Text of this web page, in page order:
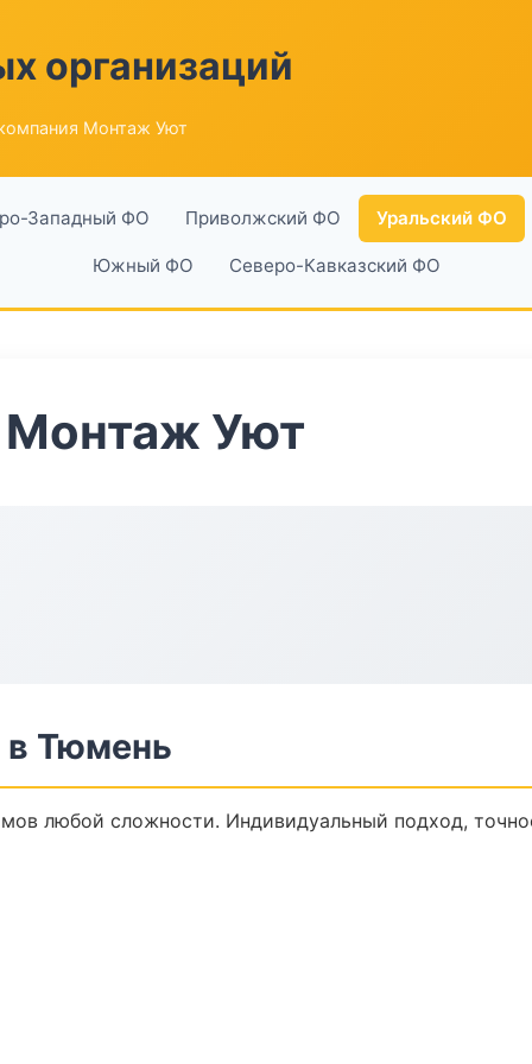
организаций
Монтаж Уют
Западный ФО Приволжский ФО Уральский ФО
Южный ФО Северо-Кавказский ФО
Монтаж Уют
в Тюмень
любой сложности. Индивидуальный подход,